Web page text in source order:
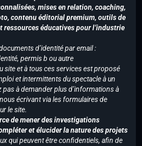
mises en relation, coaching,
contenu éditorial premium, outils de
ressources éducatives pour l’industrie
d’identité par email :
permis b ou autre
site et à tous ces services est proposé
et intermittents du spectacle à un
pas à demander plus d’informations à
écrivant via les formulaires de
le site.
de mener des investigations
et élucider la nature des projets
qui peuvent être confidentiels, afin de